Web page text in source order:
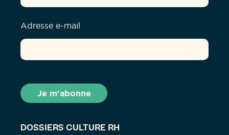
DOSSIERS CULTURE RH
Adresse e-mail